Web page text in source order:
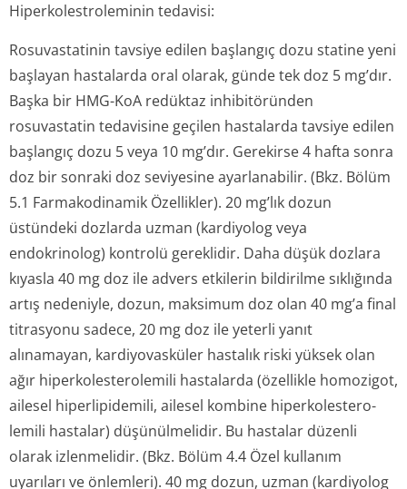
Hiperkolestro­leminin tedavisi:
Rosuvastatinin tavsiye edilen başlangıç dozu statine yeni
başlayan hastalarda oral olarak, günde tek doz 5 mg’dır.
Başka bir HMG-KoA redüktaz inhibitöründen
rosuvastatin tedavisine geçilen hastalarda tavsiye edilen
başlangıç dozu 5 veya 10 mg’dır. Gerekirse 4 hafta sonra
doz bir sonraki doz seviyesine ayarlanabilir. (Bkz. Bölüm
5.1 Farmakodinamik Özellikler). 20 mg’lık dozun
üstündeki dozlarda uzman (kardiyolog veya
endokrinolog) kontrolü gereklidir. Daha düşük dozlara
kıyasla 40 mg doz ile advers etkilerin bildirilme sıklığında
artış nedeniyle, dozun, maksimum doz olan 40 mg’a final
titrasyonu sadece, 20 mg doz ile yeterli yanıt
alınamayan, kardiyovasküler hastalık riski yüksek olan
ağır hiperkolestero­lemili hastalarda (özellikle homozigot,
ailesel hiperlipidemili, ailesel kombine hiperkolestero­
lemili hastalar) düşünülmelidir. Bu hastalar düzenli
olarak izlenmelidir. (Bkz. Bölüm 4.4 Özel kullanım
uyarıları ve önlemleri). 40 mg dozun, uzman (kardiyolog